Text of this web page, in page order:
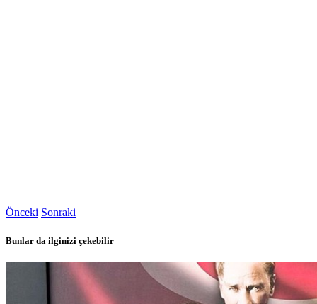
Önceki Sonraki
Bunlar da ilginizi çekebilir